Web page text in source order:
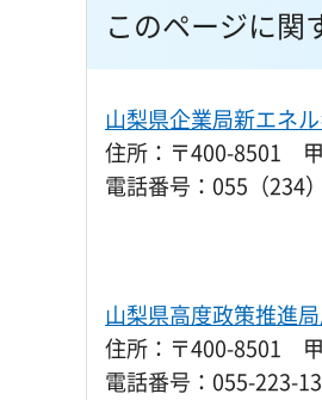
このページに関
山梨県企業局新エネ
住所：〒400-8501
電話番号：055（234
山梨県高度政策推進
住所：〒400-8501
電話番号：055-223-